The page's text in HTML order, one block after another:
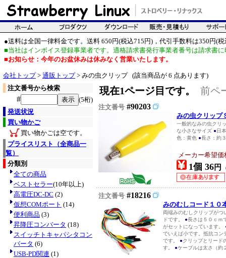
●送料は全国一律料金です。送料 650円(税込715円)，代引手数料は350円(税
■当社はインボイス登録事業者です。適格請求書発行事業者番号は請求書
■お知らせ：今年のお盆休みは休みなく営業いたします。
会社トップ> 通販トップ> みの虫クリップ (該当商品が 6 点あります)
注文番号から検索
#
(5桁)
発送状況
買い物かご
買い物かごは空です。
プライスリスト（全商品一
覧）
分類別
全ての商品
ベストセラー(10年以上)
高電圧DC-DC (2)
仮想COMポート (14)
便利商品 (3)
昇降圧コンバータ (18)
スイッチトキャパシタコン
バータ (6)
USB-PD関連 (1)
現在1ページ目です。 前ペ
注文番号 #90203
みの虫クリップ
一般的なみの虫クリ
な小さなサイズ ●日
色：黄色 ●長さ：約
メーカー希望
1個 36円
注文番号 #18216
みのむしコード１０
両端みのむしクリップがつ
ドです。 ●長さは５０ｃｍ
がセットになっています。
でいえば小です。抵抗コン
です。 ●クリップとリード
す。 ●ケーブルは太さ（約